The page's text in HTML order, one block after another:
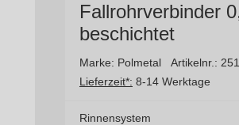
Fallrohrverbinder
beschichtet
Marke: Polmetal Artikelnr.:
Lieferzeit*: 8-14 Werktage
Rinnensystem